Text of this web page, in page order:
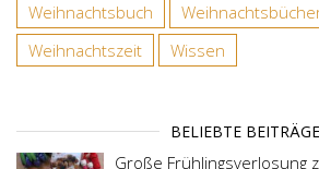
Weihnachtsbuch
Weihnachtszeit
Wissen
BELIEBTE BEITRÄGE
Große Frühlingsverlosung